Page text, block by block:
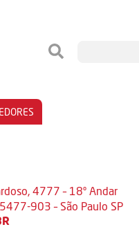
4777 – 18º Andar
903 – São Paulo SP